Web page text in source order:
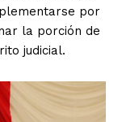
por
la porción de
judicial.